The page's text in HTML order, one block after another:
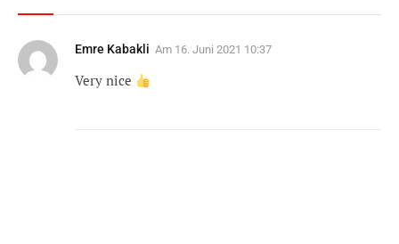
Emre Kabakli Am 16. Juni 2021 10:37
Very nice